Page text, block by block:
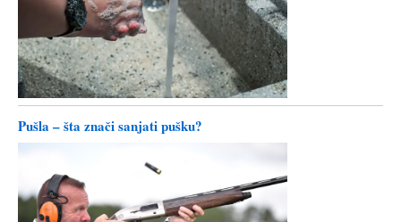
Pušla – šta znači sanjati pušku?